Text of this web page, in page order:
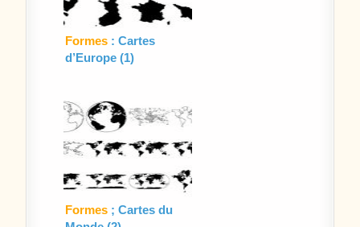
Formes : Cartes
d’Europe (1)
Formes ; Cartes du